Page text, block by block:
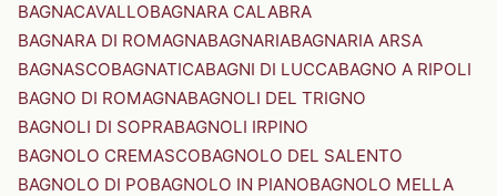
BAGNACAVALLOBAGNARA CALABRA
BAGNARA DI ROMAGNABAGNARIABAGNARIA ARSA
BAGNASCOBAGNATICABAGNI DI LUCCABAGNO A RIPOLI
BAGNO DI ROMAGNABAGNOLI DEL TRIGNO
BAGNOLI DI SOPRABAGNOLI IRPINO
BAGNOLO CREMASCOBAGNOLO DEL SALENTO
BAGNOLO DI POBAGNOLO IN PIANOBAGNOLO MELLA